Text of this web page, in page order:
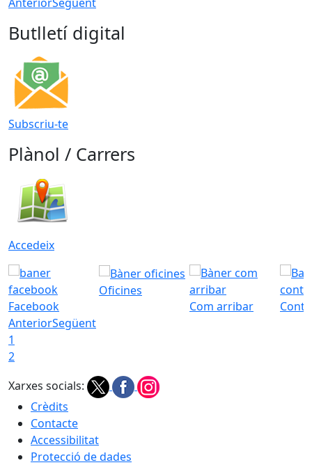
Butlletí digital
Subscriu-te
Plànol / Carrers
Accedeix
Facebook
Oficines
Com arribar
AnteriorSegüent
1
2
Xarxes socials:
Crèdits
Contacte
Accessibilitat
Protecció de dades